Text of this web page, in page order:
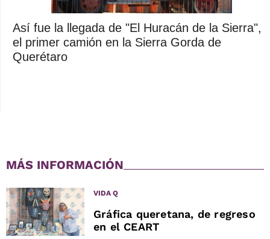
Así fue la llegada de "El Huracán de la Sierra",
el primer camión en la Sierra Gorda de
Querétaro
MÁS INFORMACIÓN
VIDA Q
Gráfica queretana, de regreso
en el CEART